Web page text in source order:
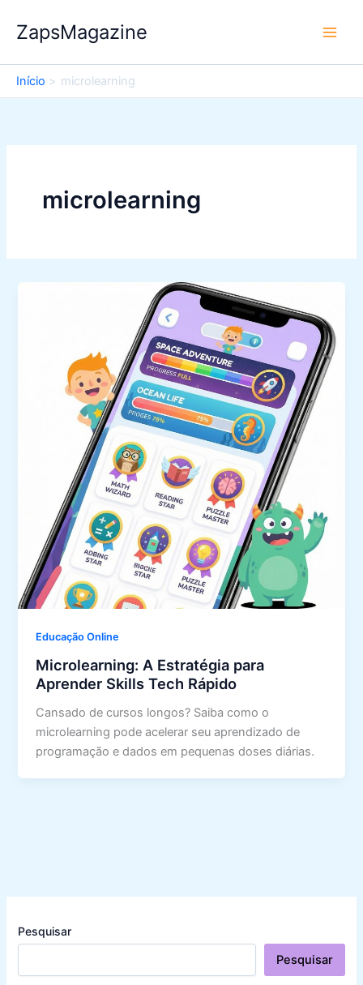
para
conteúdo
ZapsMagazine
Início microlearning
microlearning
Educação Online
Microlearning: A Estratégia para
Aprender Skills Tech Rápido
Cansado de cursos longos? Saiba como o
microlearning pode acelerar seu aprendizado de
programação e dados em pequenas doses diárias.
Pesquisar
Pesquisar